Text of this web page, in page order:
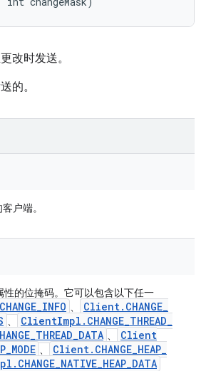
改时发送。
的。
户端。
性的位掩码。它可以包含以下任一
CHANGE_INFO 、 Client. CHANGE_
、 ClientImpl . CHANGE_THREAD_
_THREAD_DATA 、
Client
_MODE 、 Client. CHANGE_HEAP_
. CHANGE_NATIVE_HEAP_DATA